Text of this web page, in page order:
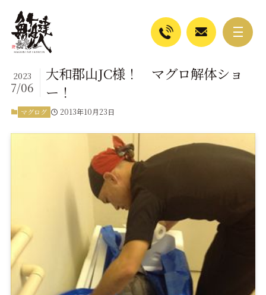
大和郡山JC様！ マグロ解体ショ
ー！
2023
7/06
マグログ 2013年10月23日